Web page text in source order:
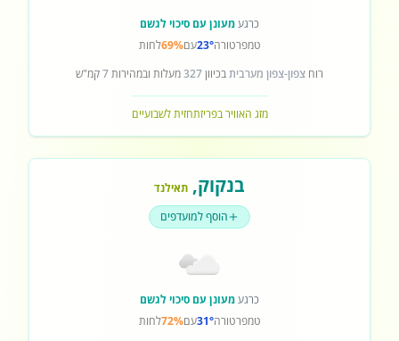
כרגעמעונן עם סיכוי לגשם
טמפרטורה23°עם69%לחות
רוח צפון-צפון מערביתבכיוון327מעלות ובמהירות7קמ"ש
מזג האוויר בפריזתחזית לשבועיים
בנקוק, תאילנד
הוסף למועדפים
כרגעמעונן עם סיכוי לגשם
טמפרטורה31°עם72%לחות